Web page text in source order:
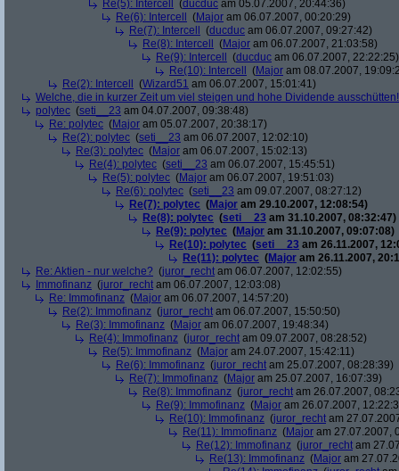
Re(5): Intercell
(ducduc am 05.07.2007, 20:44:36)
Re(6): Intercell
(Major am 06.07.2007, 00:20:29)
Re(7): Intercell
(ducduc am 06.07.2007, 09:27:42)
Re(8): Intercell
(Major am 06.07.2007, 21:03:58)
Re(9): Intercell
(ducduc am 06.07.2007, 22:22:25)
Re(10): Intercell
(Major am 08.07.2007,
Re(2): Intercell
(Wizard51 am 06.07.2007, 15:01:41)
Welche, die in kurzer Zeit um viel steigen und hohe Dividende
polytec (seti__23 am 04.07.2007, 09:38:48)
Re: polytec (Major am 05.07.2007, 20:38:17)
Re(2): polytec (seti__23 am 06.07.2007, 12:02:10)
Re(3): polytec (Major am 06.07.2007, 15:02:13)
Re(4): polytec (seti__23 am 06.07.2007, 15:45:51)
Re(5): polytec (Major am 06.07.2007, 19:51:03)
Re(6): polytec (seti__23 am 09.07.2007, 08:27:12)
Re(7): polytec (Major am 29.10.2007, 12:08:54)
Re(8): polytec (seti__23 am 31.10.2007, 08:32:47)
Re(9): polytec (Major am 31.10.2007, 09:07:08)
Re(10): polytec (seti__23 am 26.11.2007,
Re(11): polytec (Major am 26.11.2007,
Re: Aktien - nur welche? (juror_recht am 06.07.2007, 12:02:55)
Immofinanz (juror_recht am 06.07.2007, 12:03:08)
Re: Immofinanz (Major am 06.07.2007, 14:57:20)
Re(2): Immofinanz (juror_recht am 06.07.2007, 15:50:50)
Re(3): Immofinanz (Major am 06.07.2007, 19:48:34)
Re(4): Immofinanz (juror_recht am 09.07.2007, 08:28:52)
Re(5): Immofinanz (Major am 24.07.2007, 15:42:11)
Re(6): Immofinanz (juror_recht am 25.07.2007, 08:28:39)
Re(7): Immofinanz (Major am 25.07.2007, 16:07:39)
Re(8): Immofinanz (juror_recht am 26.07.2007,
Re(9): Immofinanz (Major am 26.07.2007,
Re(10): Immofinanz (juror_recht am
Re(11): Immofinanz (Major am 27.07.2007,
Re(12): Immofinanz (juror_recht am
Re(13): Immofinanz (Major am